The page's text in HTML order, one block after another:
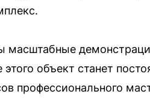
масштабные
объект станет
профессионального